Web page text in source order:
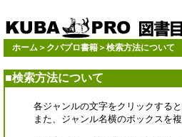
ホーム ＞ クバプロ書籍 ＞検索方法について
■検索方法について
各ジャンルの文字をクリックする
また、ジャンル名横のボックスを